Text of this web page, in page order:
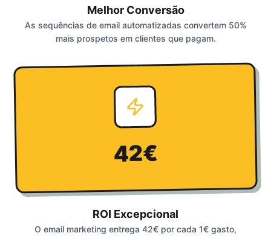
Melhor Conversão
As sequências de email automatizadas convertem 50%
mais prospetos em clientes que pagam.
42€
ROI Excepcional
O email marketing entrega 42€ por cada 1€ gasto,